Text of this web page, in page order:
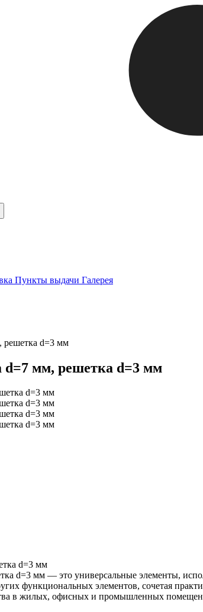
Пункты выдачи Галерея
решетка d=3 мм
d=7 мм, решетка d=3 мм
d=3 мм
d=3 мм — это универсальные элементы,
функциональных элементов, сочетая
в жилых, офисных и промышленных